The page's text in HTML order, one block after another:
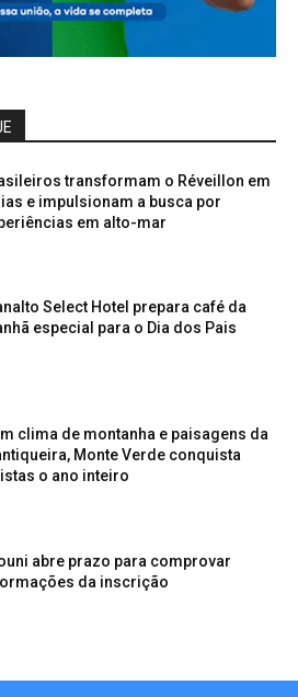
transformam o Réveillon em
e impulsionam a busca por
em alto-mar
Select Hotel prepara café da
especial para o Dia dos Pais
clima de montanha e paisagens da
Monte Verde conquista
o ano inteiro
abre prazo para comprovar
da inscrição